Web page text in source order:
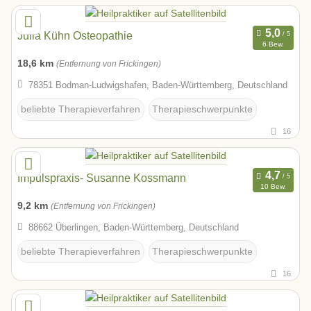
Julia Kühn Osteopathie
6 Bew.
18,6 km (Entfernung von Frickingen)
78351 Bodman-Ludwigshafen, Baden-Württemberg, Deutschland
beliebte Therapieverfahren Therapieschwerpunkte
16
Impulspraxis- Susanne Kossmann
10 Bew.
9,2 km (Entfernung von Frickingen)
88662 Überlingen, Baden-Württemberg, Deutschland
beliebte Therapieverfahren Therapieschwerpunkte
16